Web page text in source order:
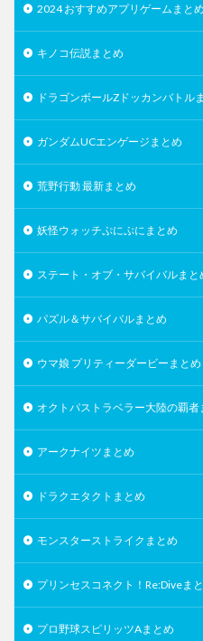
2024 おすすめアプリゲームまとめ
キノコ伝説まとめ
ドラゴンボールZドッカンバトル
ガンダムUCエンゲージまとめ
荒野行動 最新まとめ
妖怪ウォッチぷにぷにまとめ
ステート・オブ・サバイバルまと
パズル＆サバイバルまとめ
ウマ娘 プリティーダービーまとめ
オクトパストラベラー大陸の覇者
アークナイツまとめ
ドラクエタクトまとめ
モンスターストライクまとめ
プリンセスコネクト！Re:Diveま
プロ野球スピリッツAまとめ